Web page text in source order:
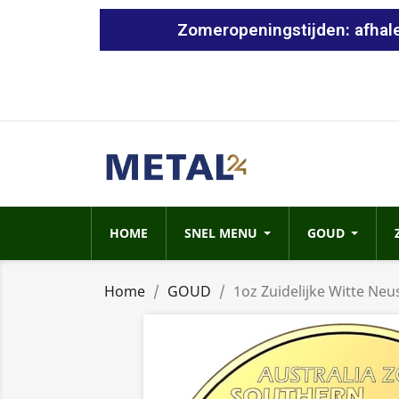
Zomeropeningstijden:
HOME SNEL MENU GOUD
Home GOUD 1oz Zuidelijke Witte